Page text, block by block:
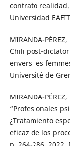
contrato realidad.
Universidad
MIRANDA-
Chili post-
envers les
Université de
MIRANDA-
“Profesionales
¿Tratamiento
eficaz de los